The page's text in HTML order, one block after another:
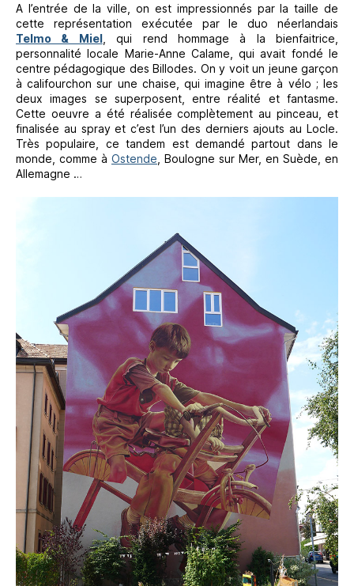
A l’entrée de la ville, on est impressionnés par la taille de
cette représentation exécutée par le duo néerlandais
Telmo & Miel, qui rend hommage à la bienfaitrice,
personnalité locale Marie-Anne Calame, qui avait fondé le
centre pédagogique des Billodes. On y voit un jeune garçon
à califourchon sur une chaise, qui imagine être à vélo ; les
deux images se superposent, entre réalité et fantasme.
Cette oeuvre a été réalisée complètement au pinceau, et
finalisée au spray et c’est l’un des derniers ajouts au Locle.
Très populaire, ce tandem est demandé partout dans le
monde, comme à Ostende , Boulogne sur Mer, en Suède, en
Allemagne …